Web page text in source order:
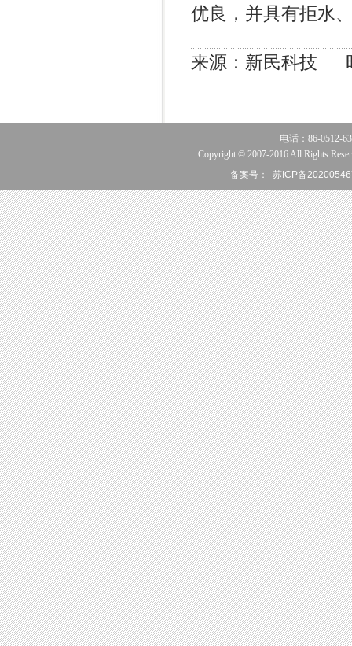
优良，并具有拒水
来源：新民科技
电话：86-0512-
Copyright © 2007-2016 All Rights
备案号：
苏ICP备